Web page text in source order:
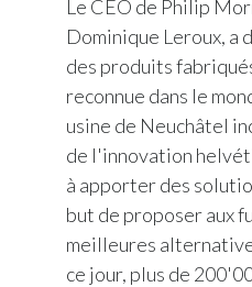
Le CEO de Philip
Dominique Leroux, a
des produits
reconnue dans le
usine de Neuchâtel
de l'innovation
à apporter des
but de proposer aux
meilleures
ce jour, plus de